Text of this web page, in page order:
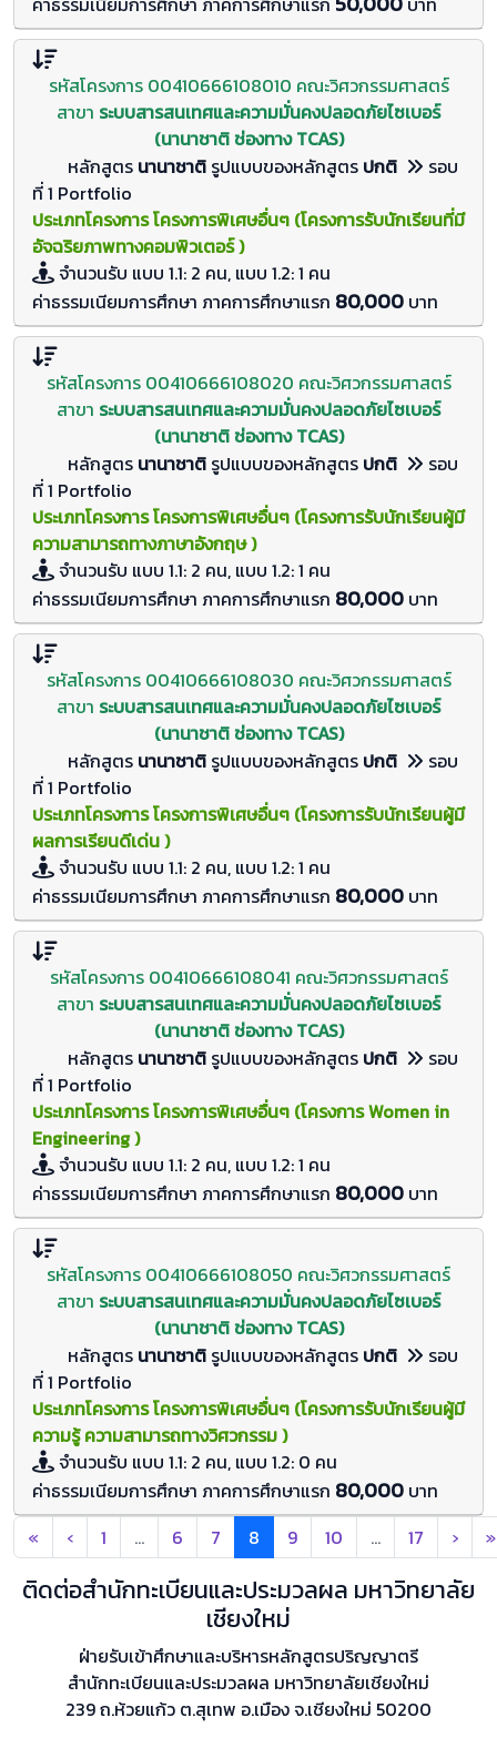
รหัสโครงการ 00410666108010 คณะวิศวกรรมศาสตร์
สาขา ระบบสารสนเทศและความมั่นคงปลอดภัยไซเบอร์
(นานาชาติ ช่องทาง TCAS)
หลักสูตร นานาชาติ รูปแบบของหลักสูตร ปกติ
รอบ
ที่ 1 Portfolio
ประเภทโครงการ โครงการพิเศษอื่นๆ (โครงการรับนักเรียนที่มี
อัจฉริยภาพทางคอมพิวเตอร์ )
จำนวนรับ แบบ 1.1: 2 คน, แบบ 1.2: 1 คน
ค่าธรรมเนียมการศึกษา ภาคการศึกษาแรก 80,000 บาท
รหัสโครงการ 00410666108020 คณะวิศวกรรมศาสตร์
สาขา ระบบสารสนเทศและความมั่นคงปลอดภัยไซเบอร์
(นานาชาติ ช่องทาง TCAS)
หลักสูตร นานาชาติ รูปแบบของหลักสูตร ปกติ
รอบ
ที่ 1 Portfolio
ประเภทโครงการ โครงการพิเศษอื่นๆ (โครงการรับนักเรียนผู้มี
ความสามารถทางภาษาอังกฤษ )
จำนวนรับ แบบ 1.1: 2 คน, แบบ 1.2: 1 คน
ค่าธรรมเนียมการศึกษา ภาคการศึกษาแรก 80,000 บาท
รหัสโครงการ 00410666108030 คณะวิศวกรรมศาสตร์
สาขา ระบบสารสนเทศและความมั่นคงปลอดภัยไซเบอร์
(นานาชาติ ช่องทาง TCAS)
หลักสูตร นานาชาติ รูปแบบของหลักสูตร ปกติ
รอบ
ที่ 1 Portfolio
ประเภทโครงการ โครงการพิเศษอื่นๆ (โครงการรับนักเรียนผู้มี
ผลการเรียนดีเด่น )
จำนวนรับ แบบ 1.1: 2 คน, แบบ 1.2: 1 คน
ค่าธรรมเนียมการศึกษา ภาคการศึกษาแรก 80,000 บาท
รหัสโครงการ 00410666108041 คณะวิศวกรรมศาสตร์
สาขา ระบบสารสนเทศและความมั่นคงปลอดภัยไซเบอร์
(นานาชาติ ช่องทาง TCAS)
หลักสูตร นานาชาติ รูปแบบของหลักสูตร ปกติ
รอบ
ที่ 1 Portfolio
ประเภทโครงการ โครงการพิเศษอื่นๆ (โครงการ Women in
Engineering )
จำนวนรับ แบบ 1.1: 2 คน, แบบ 1.2: 1 คน
ค่าธรรมเนียมการศึกษา ภาคการศึกษาแรก 80,000 บาท
รหัสโครงการ 00410666108050 คณะวิศวกรรมศาสตร์
สาขา ระบบสารสนเทศและความมั่นคงปลอดภัยไซเบอร์
(นานาชาติ ช่องทาง TCAS)
หลักสูตร นานาชาติ รูปแบบของหลักสูตร ปกติ
รอบ
ที่ 1 Portfolio
ประเภทโครงการ โครงการพิเศษอื่นๆ (โครงการรับนักเรียนผู้มี
ความรู้ ความสามารถทางวิศวกรรม )
จำนวนรับ แบบ 1.1: 2 คน, แบบ 1.2: 0 คน
ค่าธรรมเนียมการศึกษา ภาคการศึกษาแรก 80,000 บาท
«
‹ 1 … 6 7 8 9 10 … 17 › »
ติดต่อสำนักทะเบียนและประมวลผล มหาวิทยาลัย
เชียงใหม่
ฝ่ายรับเข้าศึกษาและบริหารหลักสูตรปริญญาตรี
สำนักทะเบียนและประมวลผล มหาวิทยาลัยเชียงใหม่
239 ถ.ห้วยแก้ว ต.สุเทพ อ.เมือง จ.เชียงใหม่ 50200